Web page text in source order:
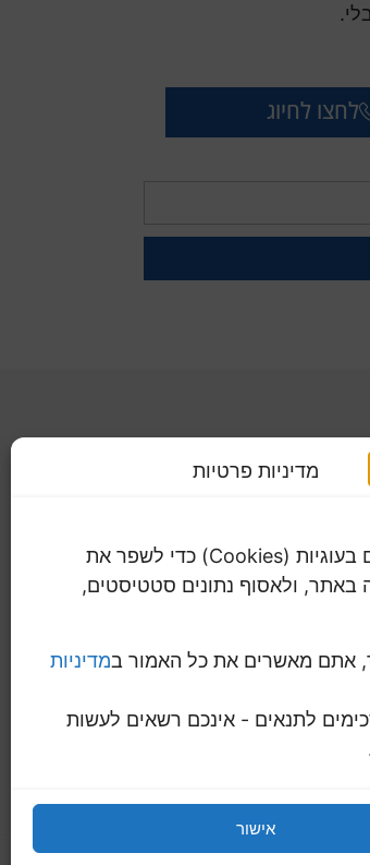
מדיניות פרטיות
אנו משתמשים בעוגיות (Cookies) כדי לשפר את
באתר, ולאסוף נתונים סטטיסטים,
אתם מאשרים את כל האמור במדיניות
לתנאים - אינכם רשאים לעשות
אישור
לחצו לחיוג
צור קשר
משרד: 09-765-9393
aviva.logic@gmail.com